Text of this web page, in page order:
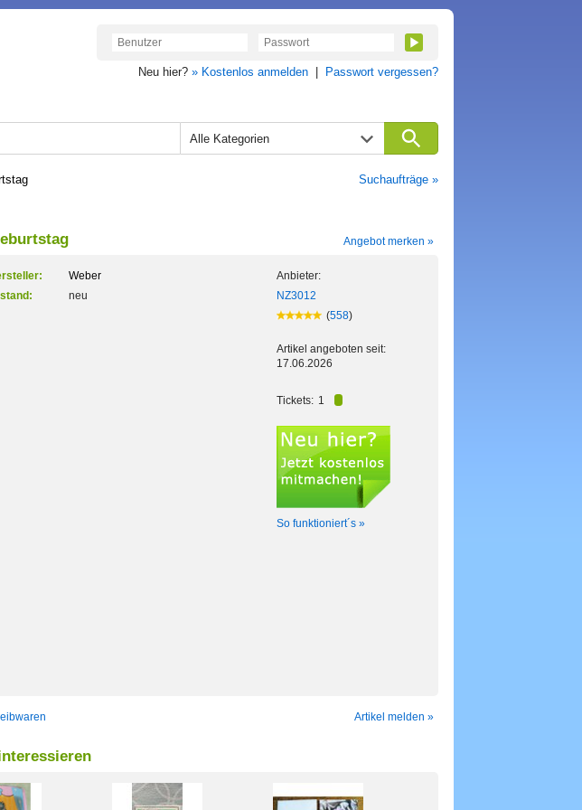
Neu hier? » Kostenlos anmelden Passwort vergessen?
Alle Kategorien
Suchaufträge »
Angebot merken »
Weber
neu
Anbieter:
NZ3012
(558)
Artikel angeboten seit:
17.06.2026
Tickets: 1
So funktioniert´s »
Artikel melden »